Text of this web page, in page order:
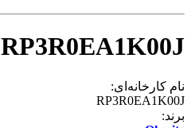
RP3R0EA1K00J
نام کارخانه‌ای:
RP3R0EA1K00J
برند: